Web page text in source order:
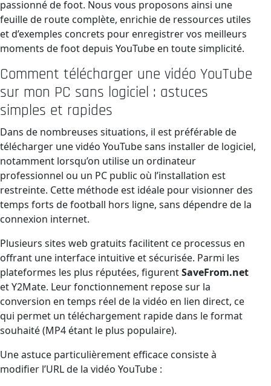
passionné de foot. Nous vous proposons ainsi une
feuille de route complète, enrichie de ressources utiles
et d’exemples concrets pour enregistrer vos meilleurs
moments de foot depuis YouTube en toute simplicité.
Comment télécharger une vidéo YouTube
sur mon PC sans logiciel : astuces
simples et rapides
Dans de nombreuses situations, il est préférable de
télécharger une vidéo YouTube sans installer de logiciel,
notamment lorsqu’on utilise un ordinateur
professionnel ou un PC public où l’installation est
restreinte. Cette méthode est idéale pour visionner des
temps forts de football hors ligne, sans dépendre de la
connexion internet.
Plusieurs sites web gratuits facilitent ce processus en
offrant une interface intuitive et sécurisée. Parmi les
plateformes les plus réputées, figurentSaveFrom.net
et Y2Mate. Leur fonctionnement repose sur la
conversion en temps réel de la vidéo en lien direct, ce
qui permet un téléchargement rapide dans le format
souhaité (MP4 étant le plus populaire).
Une astuce particulièrement efficace consiste à
modifier l’URL de la vidéo YouTube :